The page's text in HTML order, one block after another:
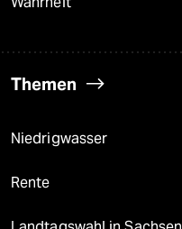
Themen
Niedrigwasser
Rente